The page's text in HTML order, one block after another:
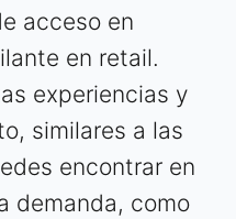
acceso en
en retail.
experiencias y
similares a las
encontrar en
demanda, como